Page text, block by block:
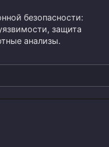
безопасности:
защита
анализы.